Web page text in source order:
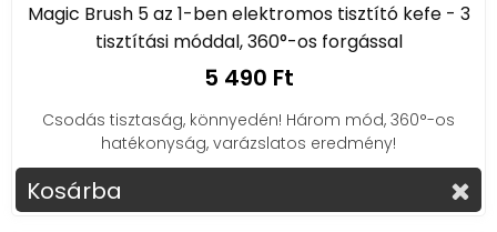
Magic Brush 5 az 1-ben elektromos tisztító kefe - 3
tisztítási móddal, 360°-os forgással
5 490 Ft
Csodás tisztaság, könnyedén! Három mód, 360°-os
hatékonyság, varázslatos eredmény!
Kosárba